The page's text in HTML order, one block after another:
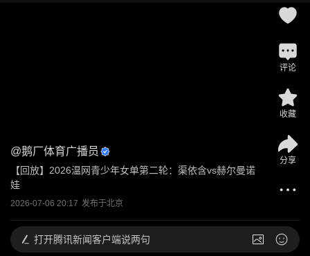
@鹅厂体育广播员
【回放】2026温网青少年女单第二轮：渠依含vs赫尔曼诺
娃
2026-07-06 20:17 发布于北京
评论
收藏
分享
打开腾讯新闻客户端说两句